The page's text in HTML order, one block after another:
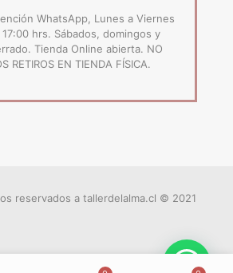
WhatsApp, Lunes a Viernes
17:00 hrs. Sábados, domingos y
Tienda Online abierta. NO
RETIROS EN TIENDA FÍSICA.
reservados a tallerdelalma.cl © 2021